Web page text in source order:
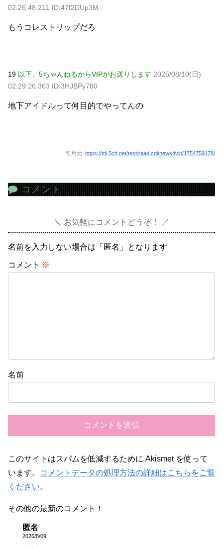
02:26:48.211 ID:47f2DUp3M
もうコレストリップだろ
19 以下、5ちゃんねるからVIPがお送りします 2025/08/10(日)
02:29:26.363 ID:3HJBPy780
地下アイドルって何目的でやってんの
引用元: https://mi.5ch.net/test/read.cgi/news4vip/1754759178/
コメント
お気軽にコメントどうぞ！
名前を入力しない場合は「匿名」となります
コメント ※
名前
このサイトはスパムを低減するために Akismet を使って
います。
コメントデータの処理方法の詳細はこちらをご覧
ください。
その他の最新のコメント！
匿名
2026/8/09